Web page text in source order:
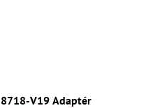
8718-V19 Adaptér